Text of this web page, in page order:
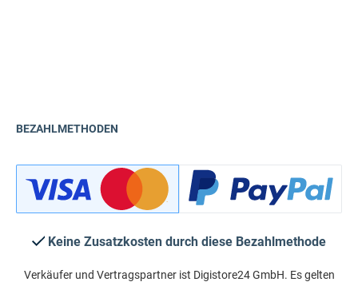
BEZAHLMETHODEN
Keine Zusatzkosten durch diese Bezahlmethode
Verkäufer und Vertragspartner ist Digistore24 GmbH. Es gelten